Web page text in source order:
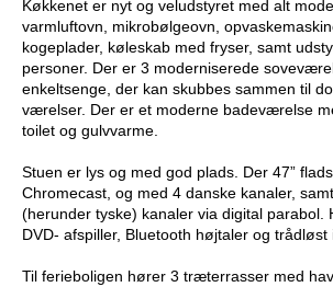
Køkkenet er nyt og veludstyret med alt
varmluftovn, mikrobølgeovn,
kogeplader, køleskab med fryser, samt
personer. Der er 3 moderniserede
enkeltsenge, der kan skubbes sammen til
værelser. Der er et moderne badeværelse
toilet og gulvvarme.
Stuen er lys og med god plads. Der 47”
Chromecast, og med 4 danske kanaler,
(herunder tyske) kanaler via digital parabol.
DVD- afspiller, Bluetooth højtaler og trådløst
Til ferieboligen hører 3 træterrasser med